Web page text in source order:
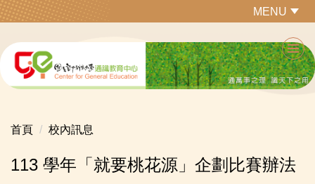
跳
主
MENU
首頁 校內訊息
113 學年「就要桃花源」企劃比賽辦法